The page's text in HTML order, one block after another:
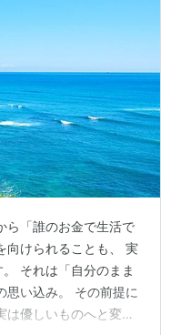
ら「誰のお金で生活で
向けられることも、 実
それは「自分のまま
思い込み。 その前提に
優しいものへと変わ